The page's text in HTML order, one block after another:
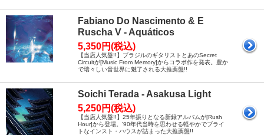
Fabiano Do Nascimento & E
Ruscha V - Aquáticos
5,350円(税込)
【当店人気盤!!】ブラジルのギタリストとあのSecret
Circuitが[Music From Memory]からコラボ作を発表。豊か
で瑞々しい音世界に魅了される大推薦盤!!
Soichi Terada - Asakusa Light
5,250円(税込)
【当店人気盤!!】25年振りとなる新録アルバムが[Rush
Hour]から登場。'90年代当時を思わせる軽やかでブライ
トなインスト・ハウスが詰まった大推薦盤!!